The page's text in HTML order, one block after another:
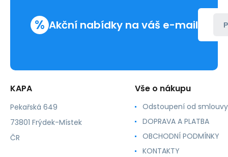
% Akční nabídky na váš e-mail
KAPA
Pekařská 649
73801 Frýdek-Místek
ČR
Vše o nákupu
Odstoupení od smlouvy
DOPRAVA A PLATBA
OBCHODNÍ PODMÍNKY
KONTAKTY